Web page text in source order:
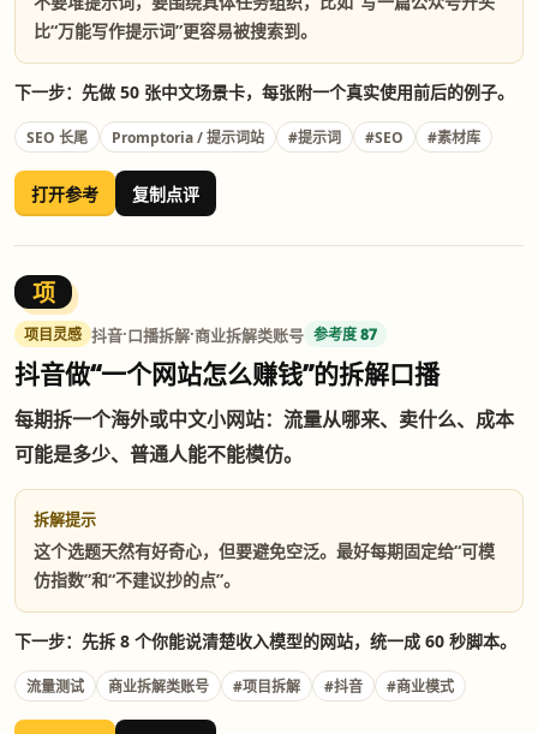
比“万能写作提示词”更容易被搜索到。
下一步：先做 50 张中文场景卡，每张附一个真实使用前后的例子。
SEO 长尾 Promptoria / 提示词站 #提示词 #SEO #素材库
打开参考 复制点评
项
项目灵感 抖音·口播拆解·商业拆解类账号 参考度 87
抖音做“一个网站怎么赚钱”的拆解口播
每期拆一个海外或中文小网站：流量从哪来、卖什么、成本
可能是多少、普通人能不能模仿。
拆解提示
这个选题天然有好奇心，但要避免空泛。最好每期固定给“可模
仿指数”和“不建议抄的点”。
下一步：先拆 8 个你能说清楚收入模型的网站，统一成 60 秒脚本。
流量测试 商业拆解类账号 #项目拆解 #抖音 #商业模式